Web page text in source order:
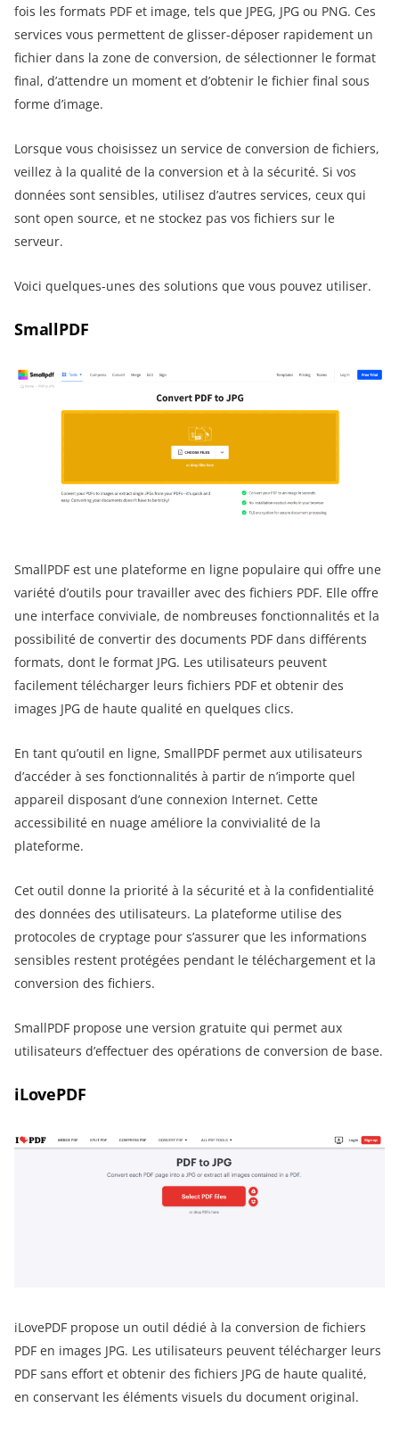
fois les formats PDF et image, tels que JPEG, JPG ou PNG. Ces
services vous permettent de glisser-déposer rapidement un
fichier dans la zone de conversion, de sélectionner le format
final, d’attendre un moment et d’obtenir le fichier final sous
forme d’image.
Lorsque vous choisissez un service de conversion de fichiers,
veillez à la qualité de la conversion et à la sécurité. Si vos
données sont sensibles, utilisez d’autres services, ceux qui
sont open source, et ne stockez pas vos fichiers sur le
serveur.
Voici quelques-unes des solutions que vous pouvez utiliser.
SmallPDF
SmallPDF est une plateforme en ligne populaire qui offre une
variété d’outils pour travailler avec des fichiers PDF. Elle offre
une interface conviviale, de nombreuses fonctionnalités et la
possibilité de convertir des documents PDF dans différents
formats, dont le format JPG. Les utilisateurs peuvent
facilement télécharger leurs fichiers PDF et obtenir des
images JPG de haute qualité en quelques clics.
En tant qu’outil en ligne, SmallPDF permet aux utilisateurs
d’accéder à ses fonctionnalités à partir de n’importe quel
appareil disposant d’une connexion Internet. Cette
accessibilité en nuage améliore la convivialité de la
plateforme.
Cet outil donne la priorité à la sécurité et à la confidentialité
des données des utilisateurs. La plateforme utilise des
protocoles de cryptage pour s’assurer que les informations
sensibles restent protégées pendant le téléchargement et la
conversion des fichiers.
SmallPDF propose une version gratuite qui permet aux
utilisateurs d’effectuer des opérations de conversion de base.
iLovePDF
iLovePDF propose un outil dédié à la conversion de fichiers
PDF en images JPG. Les utilisateurs peuvent télécharger leurs
PDF sans effort et obtenir des fichiers JPG de haute qualité,
en conservant les éléments visuels du document original.